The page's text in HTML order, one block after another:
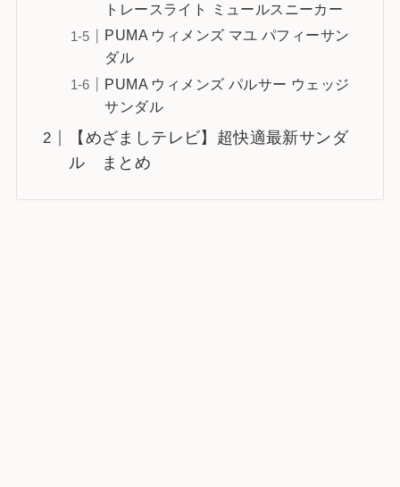
トレースライト ミュールスニーカー
PUMA ウィメンズ マユ パフィーサン
ダル
PUMA ウィメンズ パルサー ウェッジ
サンダル
【めざましテレビ】超快適最新サンダ
ル まとめ